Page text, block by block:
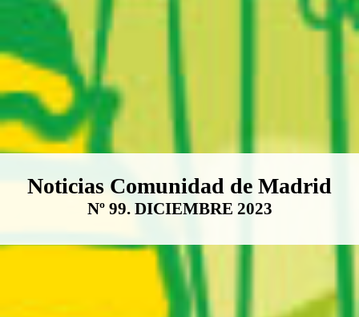
Boletín Noticias Comunidad de
Noticias Comunidad de Madrid
Nº 99. DICIEMBRE 2023